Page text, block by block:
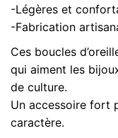
-Légères et
-Fabrication
Ces boucles
qui aiment les
de culture.
Un accessoire fort
caractère.